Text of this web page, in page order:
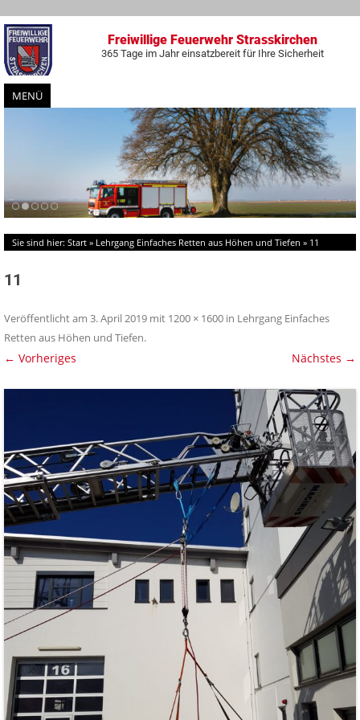
Freiwillige Feuerwehr Strasskirchen
365 Tage im Jahr einsatzbereit für Ihre Sicherheit
MENÜ
Zum
Inhalt
springen
Sie sind hier: Start » Lehrgang Einfaches Retten aus Höhen und Tiefen » 11
11
Veröffentlicht am 3. April 2019 mit 1200 × 1600 in Lehrgang Einfaches
Retten aus Höhen und Tiefen.
← Vorheriges Nächstes →